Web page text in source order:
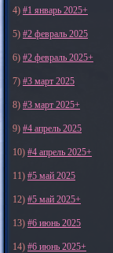
4) #1 январь 2025+
5) #2 февраль 2025
6) #2 февраль 2025+
7) #3 март 2025
8) #3 март 2025+
9) #4 апрель 2025
10) #4 апрель 2025+
11) #5 май 2025
12) #5 май 2025+
13) #6 июнь 2025
14) #6 июнь 2025+